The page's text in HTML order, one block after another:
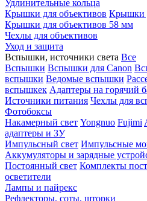
Удлинительные кольца
Крышки для объективов Крышки
Крышки для объективов 58 мм
Чехлы для объективов
Уход и защита
Вспышки, источники света Все
Вспышки Вспышки для Canon
вспышки Ведомые вспышки
вспышкек Адаптеры на горячий
Источники питания Чехлы для
Фотобоксы
Накамерный свет Yongnuo Fujimi
адаптеры и ЗУ
Импульсный свет Импульсные
Аккумуляторы и зарядные
Постоянный свет Комплекты
осветители
Лампы и пайрекс
Рефлекторы, соты, шторки